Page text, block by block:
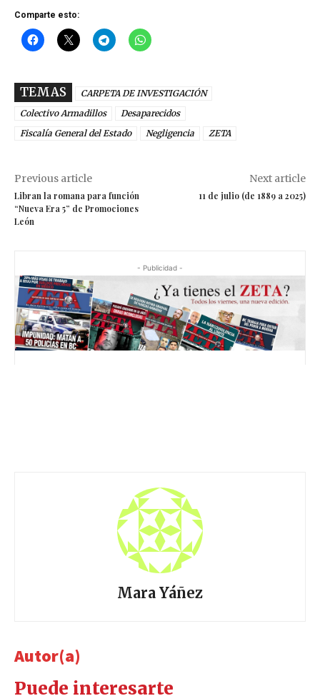
Comparte esto:
TEMAS
CARPETA DE INVESTIGACIÓN
Colectivo Armadillos
Desaparecidos
Fiscalía General del Estado
Negligencia ZETA
Previous article
Libran la romana para función
“Nueva Era 5” de Promociones
León
Next article
11 de julio (de 1889 a 2025)
- Publicidad -
Mara Yáñez
Autor(a)
Puede interesarte